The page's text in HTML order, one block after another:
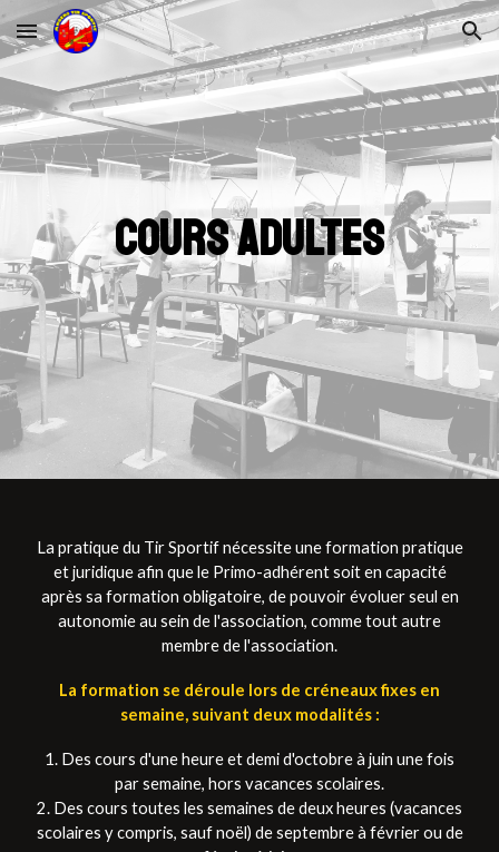
Skip to main content Skip to navigation
Cours adultes
La pratique du Tir Sportif nécessite une formation pratique
et juridique afin que le Primo-adhérent soit en capacité
après sa formation obligatoire, de pouvoir évoluer seul en
autonomie au sein de l'association, comme tout autre
membre de l'association.
La formation se déroule lors de créneaux fixes en
semaine, suivant deux modalités :
1. Des cours d'une heure et demi d'octobre à juin une fois
par semaine, hors vacances scolaires.
2. Des cours toutes les semaines de deux heures (vacances
scolaires y compris, sauf noël) de septembre à février ou de